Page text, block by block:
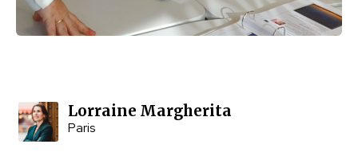
Lorraine Margherita
Paris